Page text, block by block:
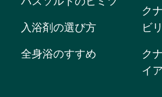
入浴剤の選び方
全身浴のすすめ
ク
ビ
ク
イ